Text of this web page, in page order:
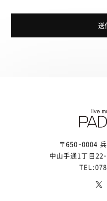
〒650-0004
中山手通1丁目